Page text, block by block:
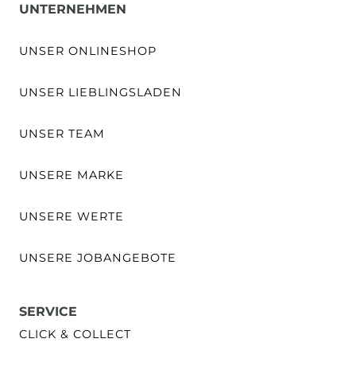
UNTERNEHMEN
UNSER ONLINESHOP
UNSER LIEBLINGSLADEN
UNSER TEAM
UNSERE MARKE
UNSERE WERTE
UNSERE JOBANGEBOTE
SERVICE
CLICK & COLLECT